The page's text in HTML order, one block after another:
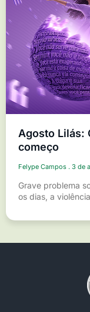
Agosto Lilás:
começo
Felype Campos 3 de
Grave problema
os dias, a